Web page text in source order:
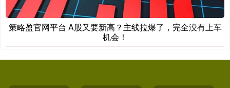
策略盈官网平台 A股又要新高？主线拉爆了，完全没有上车
机会！